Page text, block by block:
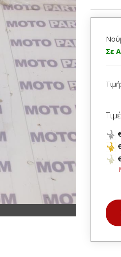
Σε
Τιμή: